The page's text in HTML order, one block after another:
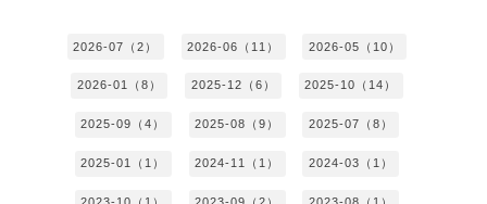
2026-07（2） 2026-06（11） 2026-05（10）
2026-01（8） 2025-12（6） 2025-10（14）
2025-09（4） 2025-08（9） 2025-07（8）
2025-01（1） 2024-11（1） 2024-03（1）